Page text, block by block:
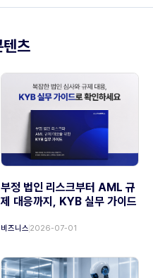
텐츠
부정 법인 리스크부터 AML 규
제 대응까지, KYB 실무 가이드
비즈니스 2026-07-01